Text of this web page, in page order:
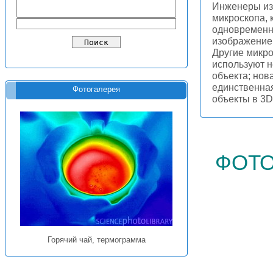
Фотогалерея
Горячий чай, термограмма
Инженеры
микроскопа,
Другие
используют
объекта;
объекты в